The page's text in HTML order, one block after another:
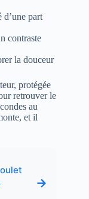
part
contraste
la douceur
protégée
retrouver le
au
et il
→